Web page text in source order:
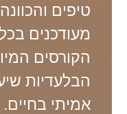
טיפים
מעודכנים
הקורסים
הבלעדיות
אמיתי בחיים.